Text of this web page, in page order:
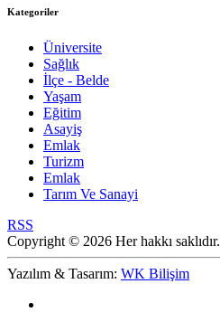
Kategoriler
Üniversite
Sağlık
İlçe - Belde
Yaşam
Eğitim
Asayiş
Emlak
Turizm
Emlak
Tarım Ve Sanayi
RSS
Copyright © 2026 Her hakkı saklıdır.
Yazılım & Tasarım: WK Bilişim